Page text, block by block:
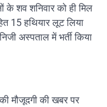
के शव शनिवार को ही मिल
15 हथियार लूट लिया
अस्पताल में भर्ती किया
मौजूदगी की खबर पर